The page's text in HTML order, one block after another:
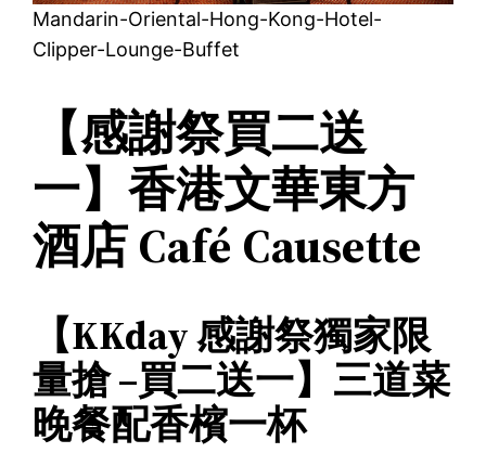
Mandarin-Oriental-Hong-Kong-Hotel-
Clipper-Lounge-Buffet
【感謝祭買二送
一】香港文華東方
酒店 Café Causette
【KKday 感謝祭獨家限
量搶 –買二送一】三道菜
晚餐配香檳一杯